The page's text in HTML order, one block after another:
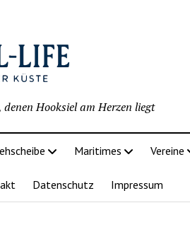
Hooksiel am Herzen liegt
Maritimes Vereine
Datenschutz Impressum